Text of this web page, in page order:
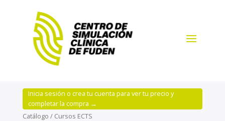
Catálogo / Cursos ECTS
Inicia sesión o crea tu cuenta para ver tu precio y
completar la compra →